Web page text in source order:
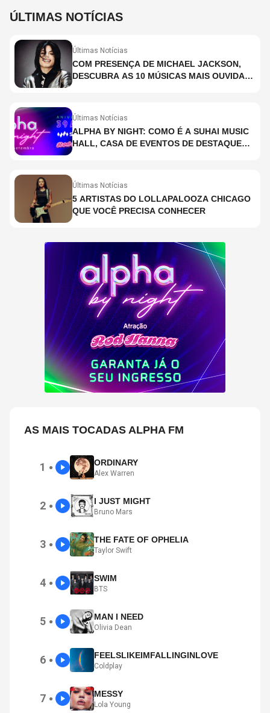
ÚLTIMAS NOTÍCIAS
Últimas Notícias
COM PRESENÇA DE MICHAEL JACKSON,
DESCUBRA AS 10 MÚSICAS MAIS OUVIDAS
Últimas Notícias
ALPHA BY NIGHT: COMO É A SUHAI MUSIC
HALL, CASA DE EVENTOS DE DESTAQUE
Últimas Notícias
5 ARTISTAS DO LOLLAPALOOZA CHICAGO
QUE VOCÊ PRECISA CONHECER
AS MAIS TOCADAS ALPHA FM
1 ● ORDINARY
Alex Warren
2 ● I JUST MIGHT
Bruno Mars
3 ● THE FATE OF OPHELIA
Taylor Swift
4 ● SWIM
BTS
5 ● MAN I NEED
Olivia Dean
6 ● FEELSLIKEIMFALLINGINLOVE
Coldplay
7 ● MESSY
Lola Young